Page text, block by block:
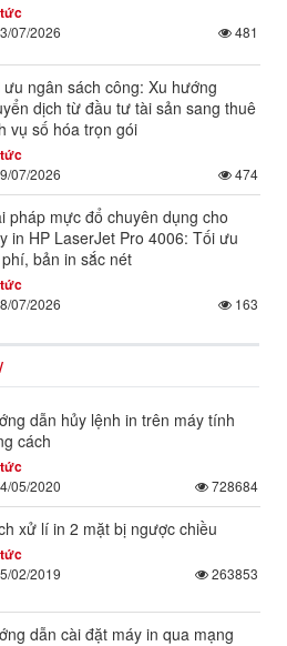
07/2026 481
ưu ngân sách công: Xu hướng
dịch từ đầu tư tài sản sang thuê
vụ số hóa trọn gói
07/2026 474
pháp mực đổ chuyên dụng cho
in HP LaserJet Pro 4006: Tối ưu
bản in sắc nét
07/2026 163
dẫn hủy lệnh in trên máy tính
cách
05/2020 728684
xử lí in 2 mặt bị ngược chiều
02/2019 263853
dẫn cài đặt máy in qua mạng